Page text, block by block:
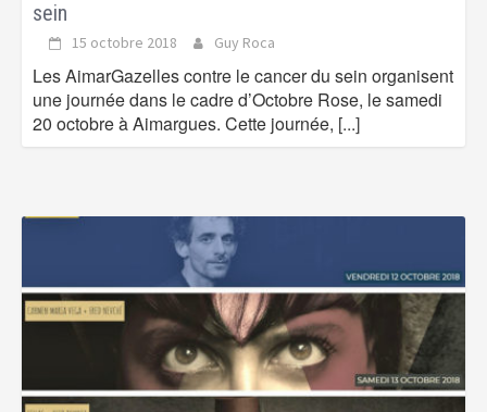
sein
15 octobre 2018 Guy Roca
Les AimarGazelles contre le cancer du sein organisent
une journée dans le cadre d’Octobre Rose, le samedi
20 octobre à Aimargues. Cette journée, [...]